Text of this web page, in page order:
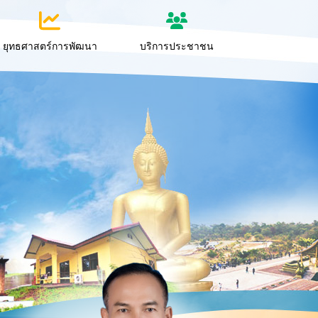
ยุทธศาสตร์การพัฒนา บริการประชาชน